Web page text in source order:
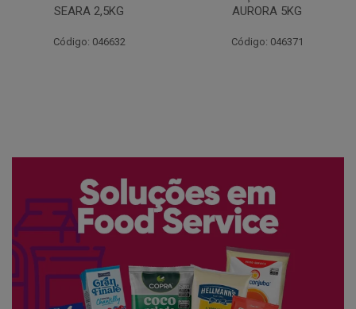
AURORA 5KG
Código: 046371
FATIADO PAKAN 200G
Código: 061522